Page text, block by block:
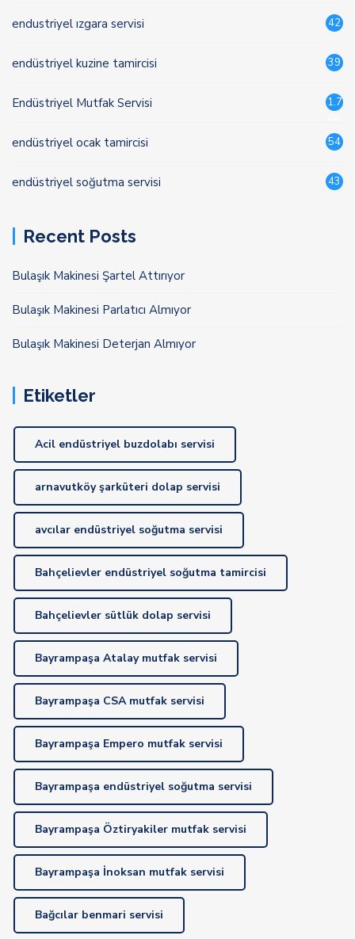
endustriyel ızgara servisi 42
endüstriyel kuzine tamircisi 39
Endüstriyel Mutfak Servisi
1.7
endüstriyel ocak tamircisi 54
endüstriyel soğutma servisi 43
Recent Posts
Bulaşık Makinesi Şartel Attırıyor
Bulaşık Makinesi Parlatıcı Almıyor
Bulaşık Makinesi Deterjan Almıyor
Etiketler
Acil endüstriyel buzdolabı servisi
arnavutköy şarküteri dolap servisi
avcılar endüstriyel soğutma servisi
Bahçelievler endüstriyel soğutma tamircisi
Bahçelievler sütlük dolap servisi
Bayrampaşa Atalay mutfak servisi
Bayrampaşa CSA mutfak servisi
Bayrampaşa Empero mutfak servisi
Bayrampaşa endüstriyel soğutma servisi
Bayrampaşa Öztiryakiler mutfak servisi
Bayrampaşa İnoksan mutfak servisi
Bağcılar benmari servisi